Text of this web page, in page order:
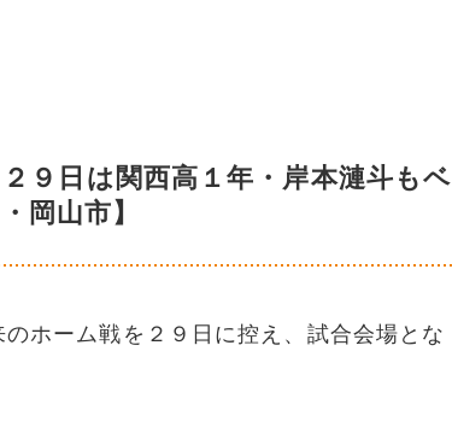
９日は関西高１年・岸本漣斗もベ
岡山市】
ホーム戦を２９日に控え、試合会場とな